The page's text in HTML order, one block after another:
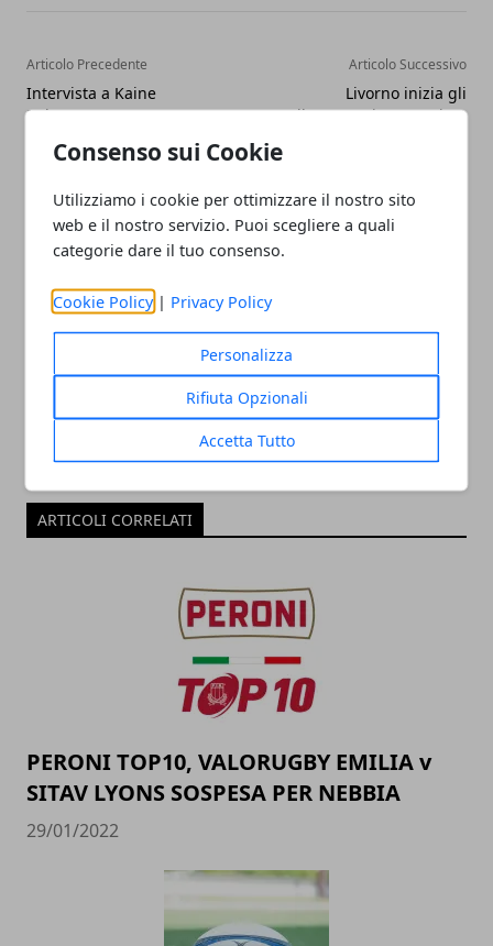
Consenso sui Cookie
Utilizziamo i cookie per ottimizzare il nostro sito
web e il nostro servizio. Puoi scegliere a quali
categorie dare il tuo consenso.
Cookie Policy | Privacy Policy
Personalizza
Rifiuta Opzionali
Accetta Tutto
Articolo Precedente
Intervista a Kaine
Robertson
Articolo Successivo
Livorno inizia gli
allenamenti. Ingaggiato
Redazione
ARTICOLI CORRELATI
PERONI TOP10, VALORUGBY EMILIA v
SITAV LYONS SOSPESA PER NEBBIA
29/01/2022